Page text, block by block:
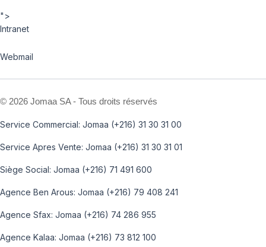
">
Intranet
Webmail
© 2026 Jomaa SA - Tous droits réservés
Service Commercial: Jomaa (+216) 31 30 31 00
Service Apres Vente: Jomaa (+216) 31 30 31 01
Siège Social: Jomaa (+216) 71 491 600
Agence Ben Arous: Jomaa (+216) 79 408 241
Agence Sfax: Jomaa (+216) 74 286 955
Agence Kalaa: Jomaa (+216) 73 812 100